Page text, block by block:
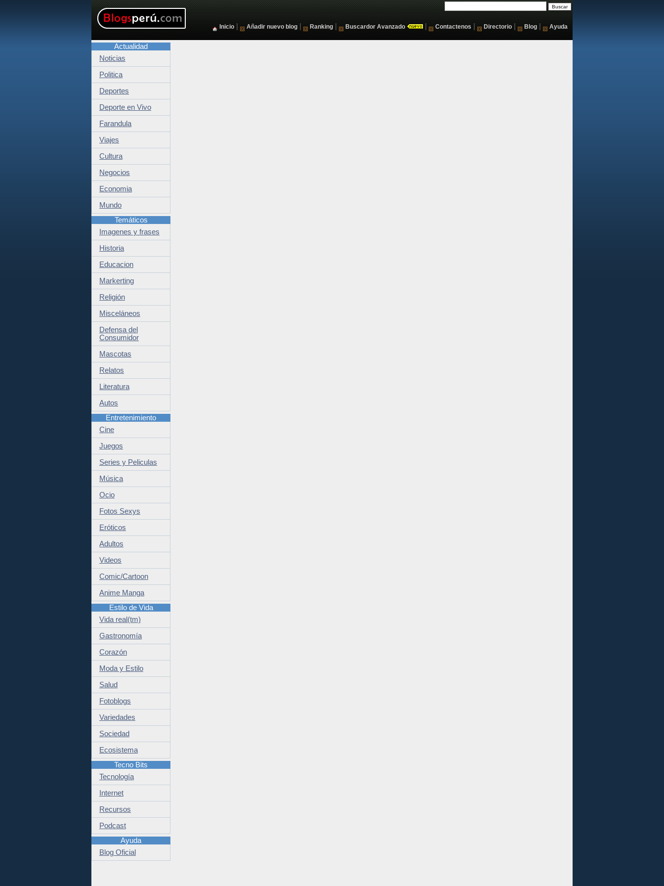
Inicio Añadir nuevo blog Ranking Buscardor Avanzado Contactenos Directorio Blog Ayuda
Actualidad
Noticias
Politica
Deportes
Deporte en Vivo
Farandula
Viajes
Cultura
Negocios
Economia
Mundo
Temáticos
Imagenes y frases
Historia
Educacion
Markerting
Religión
Misceláneos
Defensa del
Consumidor
Mascotas
Relatos
Literatura
Autos
Entretenimiento
Cine
Juegos
Series y Peliculas
Música
Ocio
Fotos Sexys
Eróticos
Adultos
Videos
Comic/Cartoon
Anime Manga
Estilo de Vida
Vida real(tm)
Gastronomía
Corazón
Moda y Estilo
Salud
Fotoblogs
Variedades
Sociedad
Ecosistema
Tecno Bits
Tecnología
Internet
Recursos
Podcast
Ayuda
Blog Oficial